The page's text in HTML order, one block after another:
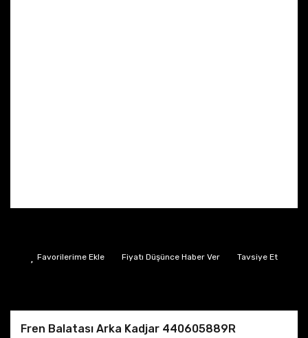
Fiyatı Düşünce Haber Ver Tavsiye Et
Fren Balatası Arka Kadjar 440605889R